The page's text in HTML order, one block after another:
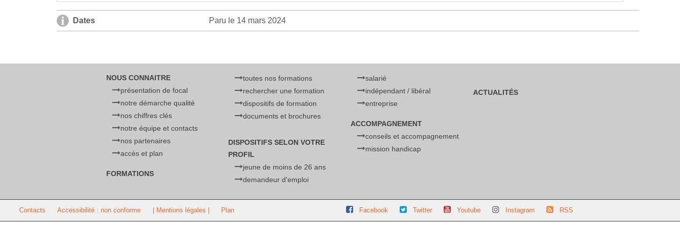
Dates Paru le 14 mars 2024
NOUS CONNAITRE
présentation de focal
notre démarche qualité
nos chiffres clés
notre équipe et contacts
nos partenaires
accès et plan
FORMATIONS
toutes nos formations
rechercher une formation
dispositifs de formation
documents et brochures
DISPOSITIFS SELON VOTRE
PROFIL
jeune de moins de 26 ans
demandeur d'emploi
salarié
indépendant / libéral
entreprise
ACCOMPAGNEMENT
conseils et accompagnement
mission handicap
ACTUALITÉS
Contacts Accessibilité : non conforme | Mentions légales | Plan Facebook Twitter Youtube Instagram RSS